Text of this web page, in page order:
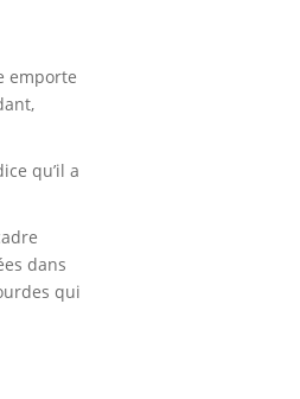
emporte
qu’il a
dans
qui